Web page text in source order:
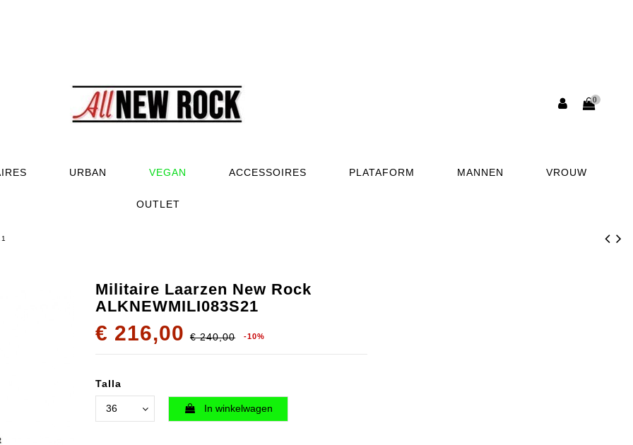
0
URBAN VEGAN ACCESSOIRES PLATAFORM MANNEN VROUW
OUTLET
Militaire Laarzen New Rock
ALKNEWMILI083S21
€ 216,00 € 240,00 -10%
Talla
In winkelwagen